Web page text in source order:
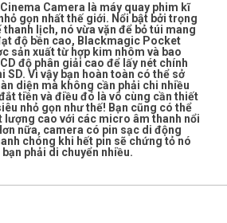
Camera là máy quay phim kĩ
gọn nhất thế giới. Nổi bật bởi trọng
thanh lịch, nó vừa vặn để bỏ túi mang
độ bền cao, Blackmagic Pocket
sản xuất từ hợp kim nhôm và bao
độ phân giải cao để lấy nét chính
SD. Vì vậy bạn hoàn toàn có thể sở
diện mà không cần phải chi nhiều
tiền và điều đó là vô cùng cần thiết
nhỏ gọn như thế! Bạn cũng có thể
lượng cao với các micro âm thanh nổi
nữa, camera có pin sạc di động
chóng khi hết pin sẽ chứng tỏ nó
phải di chuyển nhiều.